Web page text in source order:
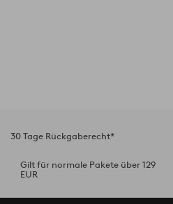
30 Tage Rückgaberecht*
Gilt für normale Pakete über 129
EUR